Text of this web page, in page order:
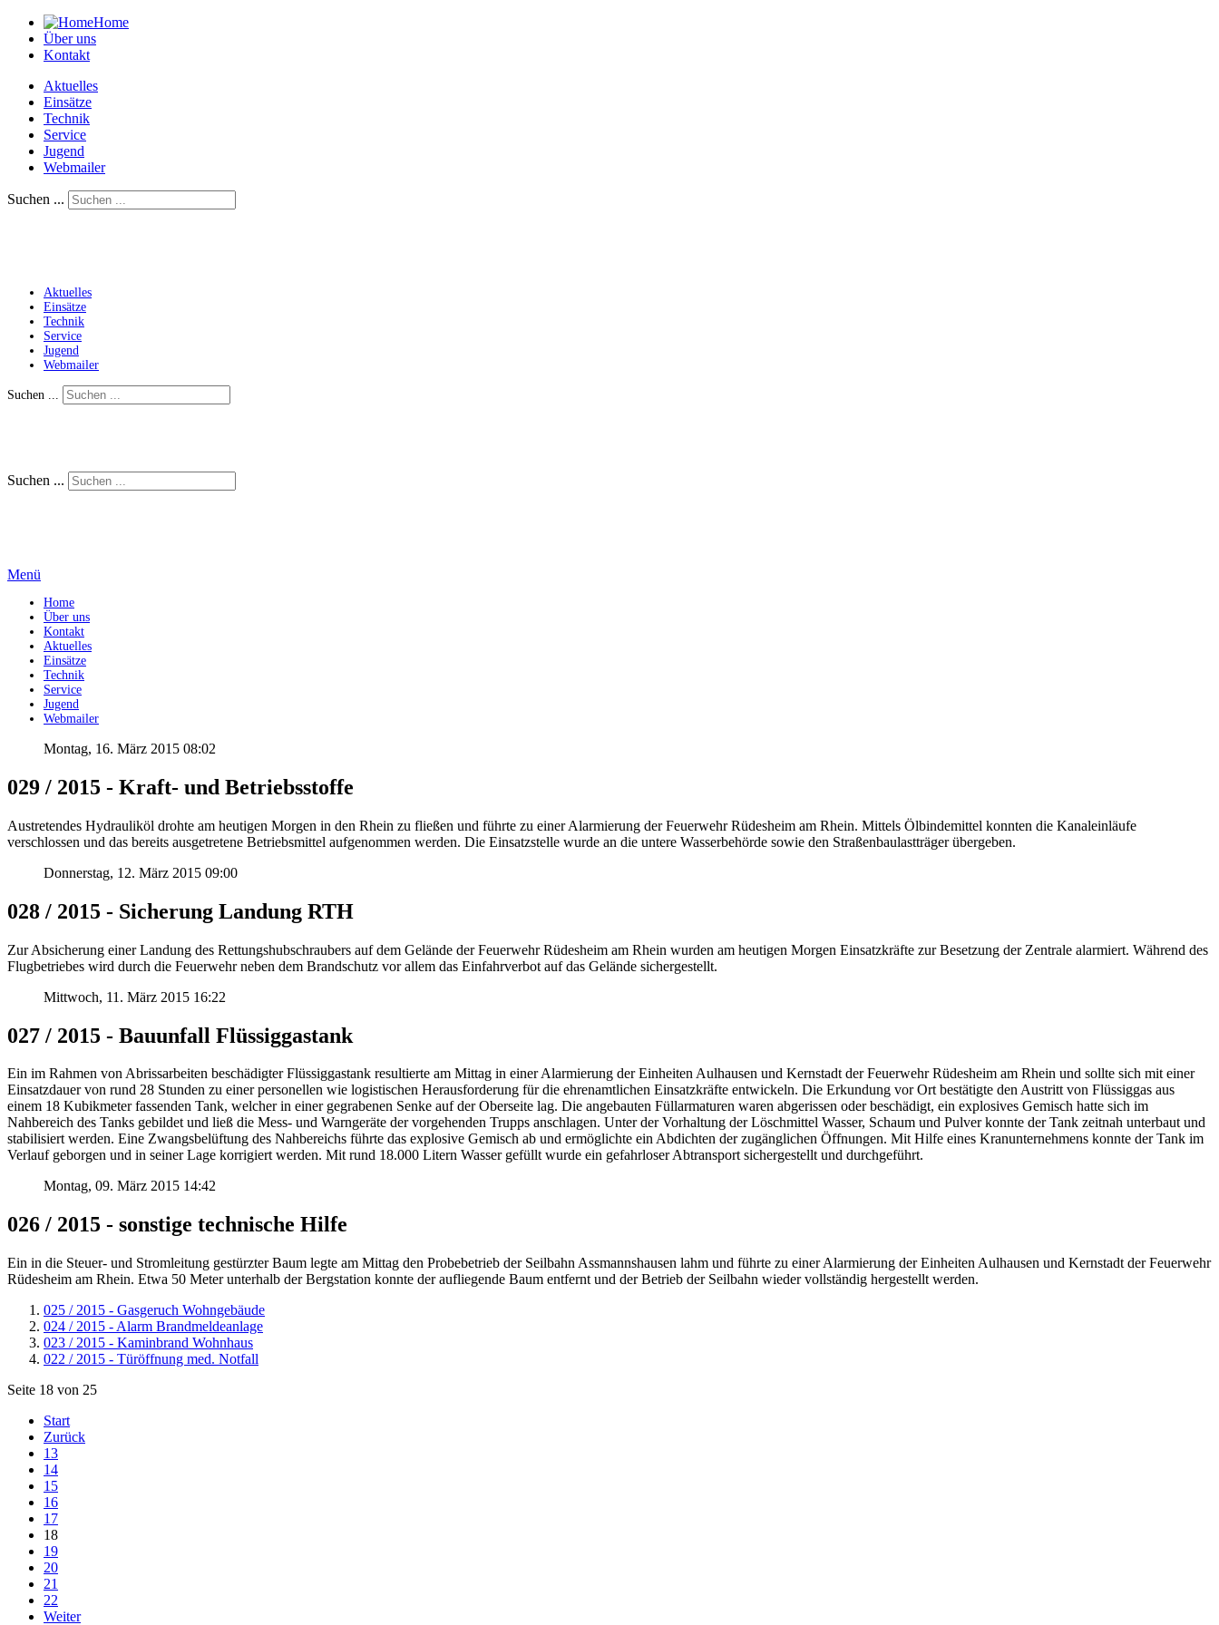
Home
Über uns
Kontakt
Aktuelles
Einsätze
Technik
Service
Jugend
Webmailer
Suchen ...
Aktuelles
Einsätze
Technik
Service
Jugend
Webmailer
Suchen ...
Suchen ...
Menü
Home
Über uns
Kontakt
Aktuelles
Einsätze
Technik
Service
Jugend
Webmailer
Montag, 16. März 2015 08:02
029 / 2015 - Kraft- und Betriebsstoffe
Austretendes Hydrauliköl drohte am heutigen Morgen in den Rhein zu fließen und führte zu einer Alarmierung der Feuerwehr Rüdesheim am Rhein. Mittels Ölbindemittel konnten die Kanaleinläufe
verschlossen und das bereits ausgetretene Betriebsmittel aufgenommen werden. Die Einsatzstelle wurde an die untere Wasserbehörde sowie den Straßenbaulastträger übergeben.
Donnerstag, 12. März 2015 09:00
028 / 2015 - Sicherung Landung RTH
Zur Absicherung einer Landung des Rettungshubschraubers auf dem Gelände der Feuerwehr Rüdesheim am Rhein wurden am heutigen Morgen Einsatzkräfte zur Besetzung der Zentrale alarmiert. Während des
Flugbetriebes wird durch die Feuerwehr neben dem Brandschutz vor allem das Einfahrverbot auf das Gelände sichergestellt.
Mittwoch, 11. März 2015 16:22
027 / 2015 - Bauunfall Flüssiggastank
Ein im Rahmen von Abrissarbeiten beschädigter Flüssiggastank resultierte am Mittag in einer Alarmierung der Einheiten Aulhausen und Kernstadt der Feuerwehr Rüdesheim am Rhein und sollte sich mit einer
Einsatzdauer von rund 28 Stunden zu einer personellen wie logistischen Herausforderung für die ehrenamtlichen Einsatzkräfte entwickeln. Die Erkundung vor Ort bestätigte den Austritt von Flüssiggas aus
einem 18 Kubikmeter fassenden Tank, welcher in einer gegrabenen Senke auf der Oberseite lag. Die angebauten Füllarmaturen waren abgerissen oder beschädigt, ein explosives Gemisch hatte sich im
Nahbereich des Tanks gebildet und ließ die Mess- und Warngeräte der vorgehenden Trupps anschlagen. Unter der Vorhaltung der Löschmittel Wasser, Schaum und Pulver konnte der Tank zeitnah unterbaut und
stabilisiert werden. Eine Zwangsbelüftung des Nahbereichs führte das explosive Gemisch ab und ermöglichte ein Abdichten der zugänglichen Öffnungen. Mit Hilfe eines Kranunternehmens konnte der Tank im
Verlauf geborgen und in seiner Lage korrigiert werden. Mit rund 18.000 Litern Wasser gefüllt wurde ein gefahrloser Abtransport sichergestellt und durchgeführt.
Montag, 09. März 2015 14:42
026 / 2015 - sonstige technische Hilfe
Ein in die Steuer- und Stromleitung gestürzter Baum legte am Mittag den Probebetrieb der Seilbahn Assmannshausen lahm und führte zu einer Alarmierung der Einheiten Aulhausen und Kernstadt der Feuerwehr
Rüdesheim am Rhein. Etwa 50 Meter unterhalb der Bergstation konnte der aufliegende Baum entfernt und der Betrieb der Seilbahn wieder vollständig hergestellt werden.
025 / 2015 - Gasgeruch Wohngebäude
024 / 2015 - Alarm Brandmeldeanlage
023 / 2015 - Kaminbrand Wohnhaus
022 / 2015 - Türöffnung med. Notfall
Seite 18 von 25
Start
Zurück
13
14
15
16
17
18
19
20
21
22
Weiter